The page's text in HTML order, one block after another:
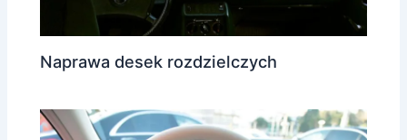
Naprawa desek rozdzielczych